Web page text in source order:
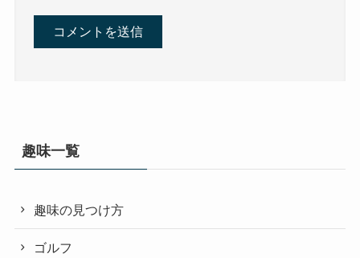
趣味一覧
趣味の見つけ方
ゴルフ